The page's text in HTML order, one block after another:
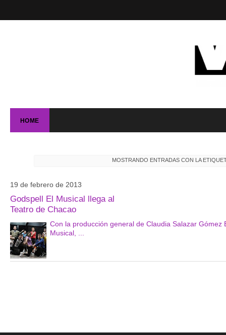
HOME
MOSTRANDO ENTRADAS CON LA
19 de febrero de 2013
Godspell El Musical llega al
Teatro de Chacao
Con la producción general de Claudia Salazar
Musical, ...